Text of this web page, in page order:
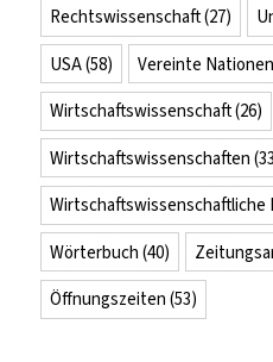
Rechtswissenschaft(27)
USA(58) Vereinte Nationen
Wirtschaftswissenschaft(26)
Wirtschaftswissenschaften
Wirtschaftswissenschaftliche
Wörterbuch (40)
Öffnungszeiten (53)